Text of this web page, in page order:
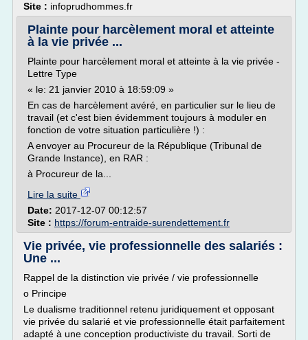
Site : infoprudhommes.fr
Plainte pour harcèlement moral et atteinte
à la vie privée ...
Plainte pour harcèlement moral et atteinte à la vie privée -
Lettre Type
« le: 21 janvier 2010 à 18:59:09 »
En cas de harcèlement avéré, en particulier sur le lieu de
travail (et c'est bien évidemment toujours à moduler en
fonction de votre situation particulière !) :
A envoyer au Procureur de la République (Tribunal de
Grande Instance), en RAR :
à Procureur de la...
Lire la suite
Date: 2017-12-07 00:12:57
Site : https://forum-entraide-surendettement.fr
Vie privée, vie professionnelle des salariés :
Une ...
Rappel de la distinction vie privée / vie professionnelle
o Principe
Le dualisme traditionnel retenu juridiquement et opposant
vie privée du salarié et vie professionnelle était parfaitement
adapté à une conception productiviste du travail. Sorti de